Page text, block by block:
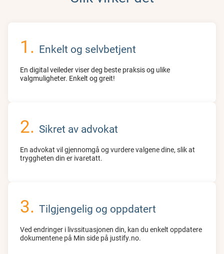
Enkelt og selvbetjent
En digital veileder viser deg beste praksis og ulike
valgmuligheter. Enkelt og greit!
Sikret av advokat
En advokat vil gjennomgå og vurdere valgene dine, slik at
tryggheten din er ivaretatt.
Tilgjengelig og oppdatert
Ved endringer i livssituasjonen din, kan du enkelt oppdatere
dokumentene på Min side på justify.no.